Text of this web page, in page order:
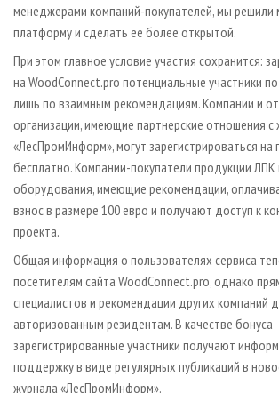
менеджерами компаний-покупателей, мы
платформу и сделать ее более открытой.
При этом главное условие участия сохранится:
на WoodConnect.pro потенциальные участники
лишь по взаимным рекомендациям. Компании и
организации, имеющие партнерские отношения с
«ЛесПромИнформ», могут зарегистрироваться
бесплатно. Компании-покупатели продукции
оборудования, имеющие рекомендации,
взнос в размере 100 евро и получают доступ к
проекта.
Общая информация о пользователях сервиса
посетителям сайта WoodConnect.pro, однако
специалистов и рекомендации других компаний
авторизованным резидентам. В качестве бонуса
зарегистрированные участники получают
поддержку в виде регулярных публикаций в
журнала «ЛесПромИнформ».